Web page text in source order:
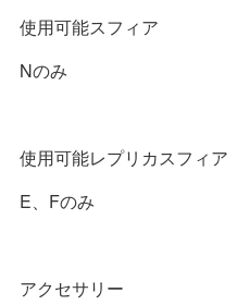
使用可能スフィア
Nのみ
使用可能レプリカスフィア
E、Fのみ
アクセサリー